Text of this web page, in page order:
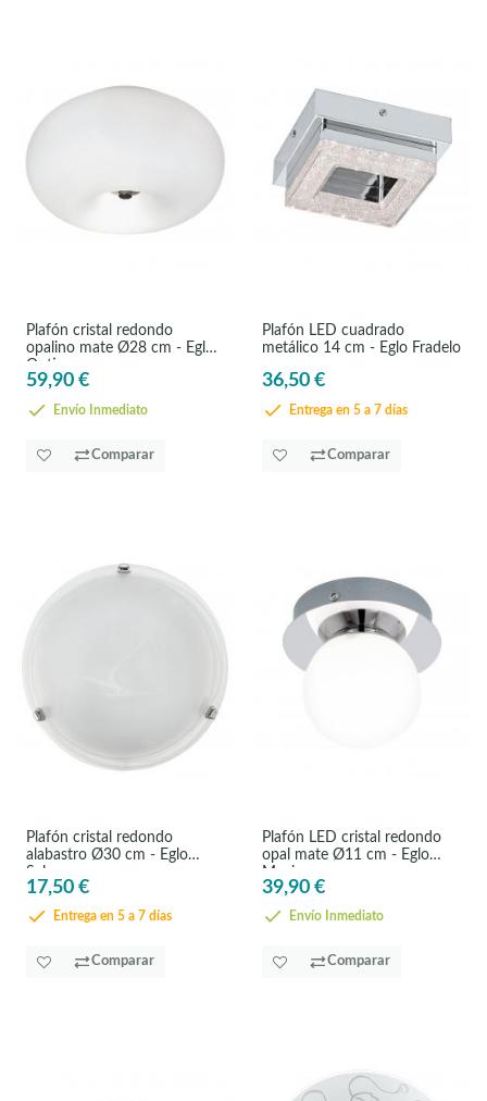
Plafón cristal redondo
opalino mate Ø28 cm - Eglo
Optica
59,90 €
Envío Inmediato
Comparar
Plafón LED cuadrado
metálico 14 cm - Eglo Fradelo
36,50 €
Entrega en 5 a 7 días
Comparar
Plafón cristal redondo
alabastro Ø30 cm - Eglo
Salome
17,50 €
Entrega en 5 a 7 días
Comparar
Plafón LED cristal redondo
opal mate Ø11 cm - Eglo
Mosiano
39,90 €
Envío Inmediato
Comparar